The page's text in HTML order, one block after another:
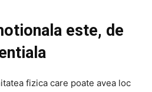
este, de
fizica care poate avea loc